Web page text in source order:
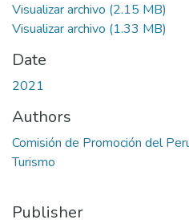
Visualizar archivo (2.15 MB)
Visualizar archivo (1.33 MB)
Date
2021
Authors
Comisión de Promoción del
Turismo
Publisher